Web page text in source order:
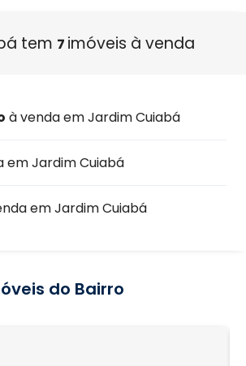
tem 7 imóveis à venda
à venda em Jardim Cuiabá
em Jardim Cuiabá
em Jardim Cuiabá
do Bairro